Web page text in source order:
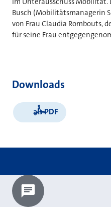
Busch (Mobilitätsmanagerin
von Frau Claudia Rombouts,
für seine Frau
Downloads
als PDF
Chatbot laden?